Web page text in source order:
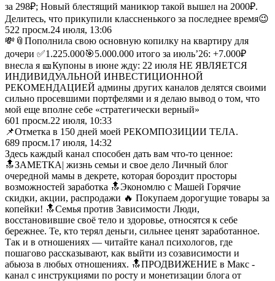
за 298₽; Новый блестящий маникюр такой вышел на 2000₽.
Делитесь, что прикупили классненького за последнее время😉
522 просм.24 июля, 13:06
💸📎Пополнила свою основную копилку на квартиру для
дочери ✅1.225.000🎯5.000.000 итого за июль’26: +7.000₽
внесла я 🎫Купоны в июне жду: 22 июля НЕ ЯВЛЯЕТСЯ
ИНДИВИДУАЛЬНОЙ ИНВЕСТИЦИОННОЙ
РЕКОМЕНДАЦИЕЙ админы других каналов делятся своими
сильно просевшими портфелями и я делаю вывод о том, что
мой еще вполне себе «стратегически верный»
601 просм.22 июля, 10:33
📌Отметка в 150 дней моей РЕКОМПОЗИЦИИ ТЕЛА.
689 просм.17 июля, 14:32
Здесь каждый канал способен дать вам что-то ценное:
🔝ЗАМЕТКА| жизнь семьи и свое дело Личный блог
очередной мамы в декрете, которая бороздит просторы
возможностей заработка 🔝Экономлю с Машей Горячие
скидки, акции, распродажи 🔥 Покупаем дорогущие товары за
копейки! 🔝Семья против Зависимости Люди,
восстановившие своё тело и здоровье, относятся к себе
бережнее. Те, кто терял деньги, сильнее ценят заработанное.
Так и в отношениях — читайте канал психологов, где
пошагово рассказывают, как выйти из созависимости и
абьюза в любых отношениях. 🔝ПРОДВИЖЕНИЕ в Макс -
канал с инструкциями по росту и монетизации блога от